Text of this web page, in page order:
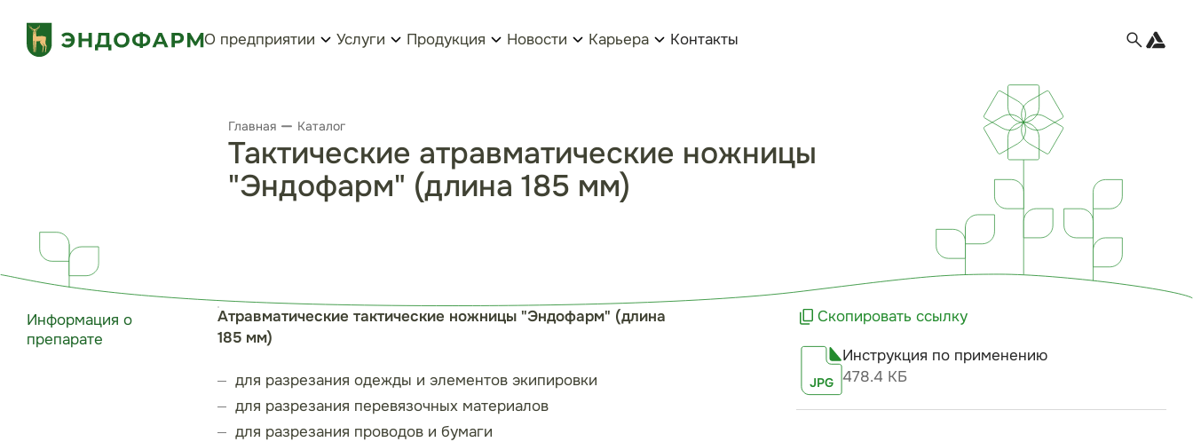
О предприятии Услуги Продукция Новости Карьера Контакты
Главная Каталог
Тактические атравматические ножницы
"Эндофарм" (длина 185 мм)
Информация о
препарате
Атравматические тактические ножницы "Эндофарм" (длина
185 мм)
для разрезания одежды и элементов экипировки
для разрезания перевязочных материалов
для разрезания проводов и бумаги
Скопировать ссылку
JPG
Инструкция по применению
478.4 КБ